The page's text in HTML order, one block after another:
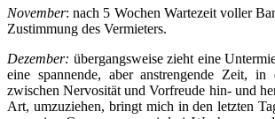
November: nach 5 Wochen Wartezeit voller
Zustimmung des Vermieters.
Dezember: übergangsweise zieht eine
eine spannende, aber anstrengende Zeit,
zwischen Nervosität und Vorfreude hin- und
Art, umzuziehen, bringt mich in den letzten